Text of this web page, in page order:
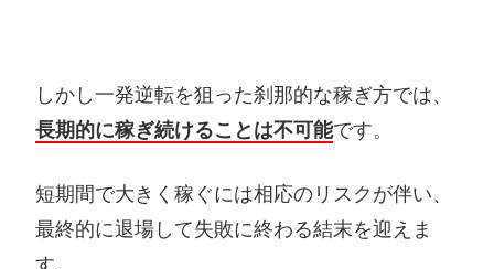
しかし一発逆転を狙った刹那的な稼ぎ方では、
長期的に稼ぎ続けることは不可能です。
短期間で大きく稼ぐには相応のリスクが伴い、
最終的に退場して失敗に終わる結末を迎えま
す。